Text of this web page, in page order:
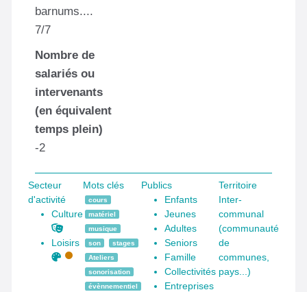
barnums....
7/7
Nombre de
salariés ou
intervenants
(en équivalent
temps plein)
-2
Secteur
d'activité
Culture
Loisirs
Mots clés
cours
matériel
musique
son
stages
Ateliers
sonorisation
évènnementiel
Publics
Enfants
Jeunes
Adultes
Seniors
Famille
Collectivités
Entreprises
Territoire
Inter-
communal
(communauté
de
communes,
pays...)